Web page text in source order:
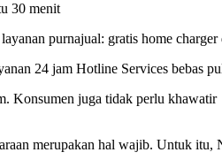
30 menit
purnajual: gratis home
24 jam Hotline Services bebas
juga tidak perlu
merupakan hal wajib. Untuk